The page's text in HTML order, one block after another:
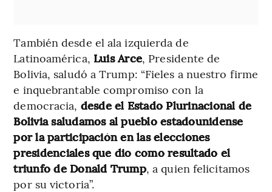
También desde el ala izquierda de
Latinoamérica, Luis Arce, Presidente de
Bolivia, saludó a Trump: “Fieles a nuestro firme
e inquebrantable compromiso con la
democracia, desde el Estado Plurinacional de
Bolivia saludamos al pueblo estadounidense
por la participación en las elecciones
presidenciales que dio como resultado el
triunfo de Donald Trump, a quien felicitamos
por su victoria”.